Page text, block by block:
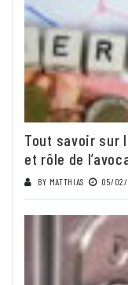
Tout savoir sur
et rôle de
BY MATTHIAS 05/